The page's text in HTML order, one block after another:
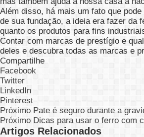
Além disso, há mais um fato que
de sua fundação, a ideia era fazer da
quanto os produtos para fins
Contar com marcas de prestígio e
deles e descubra todas as marcas e
Compartilhe
Facebook
Twitter
LinkedIn
Pinterest
Próximo Pate é seguro durante a
Próximo Dicas para usar o ferro com
Artigos Relacionados